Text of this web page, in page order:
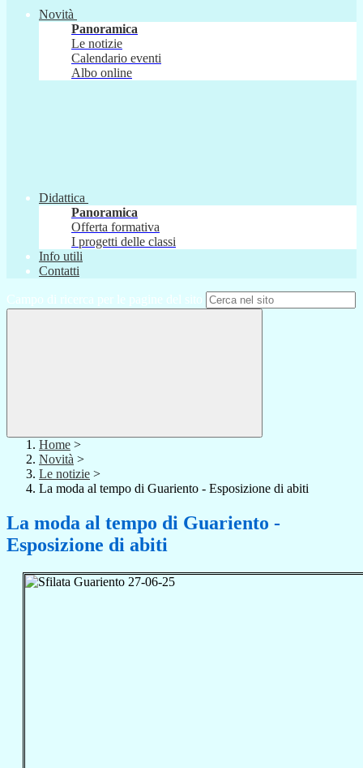
Novità
Panoramica
Le notizie
Calendario eventi
Albo online
Didattica
Panoramica
Offerta formativa
I progetti delle classi
Info utili
Contatti
Campo di ricerca per le pagine del sito
Home >
Novità >
Le notizie >
La moda al tempo di Guariento - Esposizione di abiti
La moda al tempo di Guariento -
Esposizione di abiti